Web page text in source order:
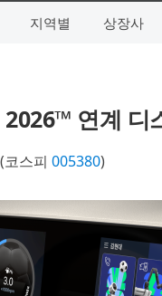
지역별 상장사
연계 디
(코스피 005380)